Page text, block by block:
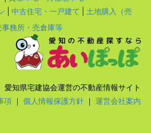
中古住宅・一戸建て
土地購入（売
務所・売倉庫等
愛知県宅建協会運営の不動産情報サイト
項 ｜ 個人情報保護方針 ｜ 運営会社案内